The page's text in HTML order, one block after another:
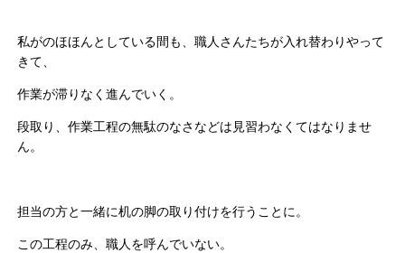
私がのほほんとしている間も、職人さんたちが入れ替わりやって
きて、
作業が滞りなく進んでいく。
段取り、作業工程の無駄のなさなどは見習わなくてはなりませ
ん。
担当の方と一緒に机の脚の取り付けを行うことに。
この工程のみ、職人を呼んでいない。